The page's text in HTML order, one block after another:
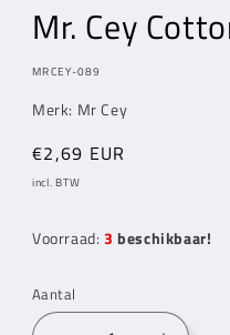
in
modaal
Mr. Cey
MODEL:
MRCEY-089
Merk: Mr Cey
Normale
prijs
€2,69 EUR
incl. BTW
Voorraad: 3 beschikbaar!
Aantal